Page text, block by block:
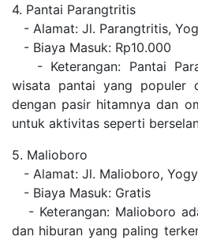
4. Pantai Parangtritis
- Alamat: Jl. Parangtritis,
- Biaya Masuk: Rp10.000
- Keterangan: Pantai
wisata pantai yang populer
dengan pasir hitamnya dan
untuk aktivitas seperti
5. Malioboro
- Alamat: Jl. Malioboro,
- Biaya Masuk: Gratis
- Keterangan: Malioboro
dan hiburan yang paling